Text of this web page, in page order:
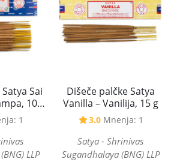
Sai
100
1
LLP
Dišeče palčke Satya
Vanilla – Vanilija, 15 g
3.0 Mnenja: 1
Satya - Shrinivas
Sugandhalaya (BNG) LLP